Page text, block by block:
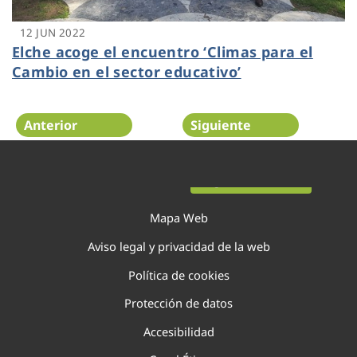
12 JUN 2022
Elche acoge el encuentro ‘Climas para el
Cambio en el sector educativo’
Anterior Siguiente
Mapa Web
Aviso legal y privacidad de la web
Política de cookies
Protección de datos
Accesibilidad